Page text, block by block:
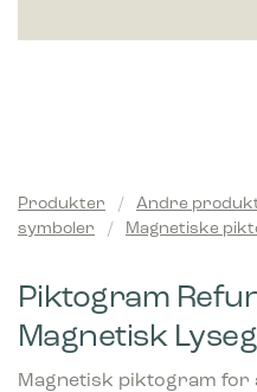
Produkter / Andre
symboler
/ Magnetiske
Piktogram
Magnetisk
Magnetisk piktogram for